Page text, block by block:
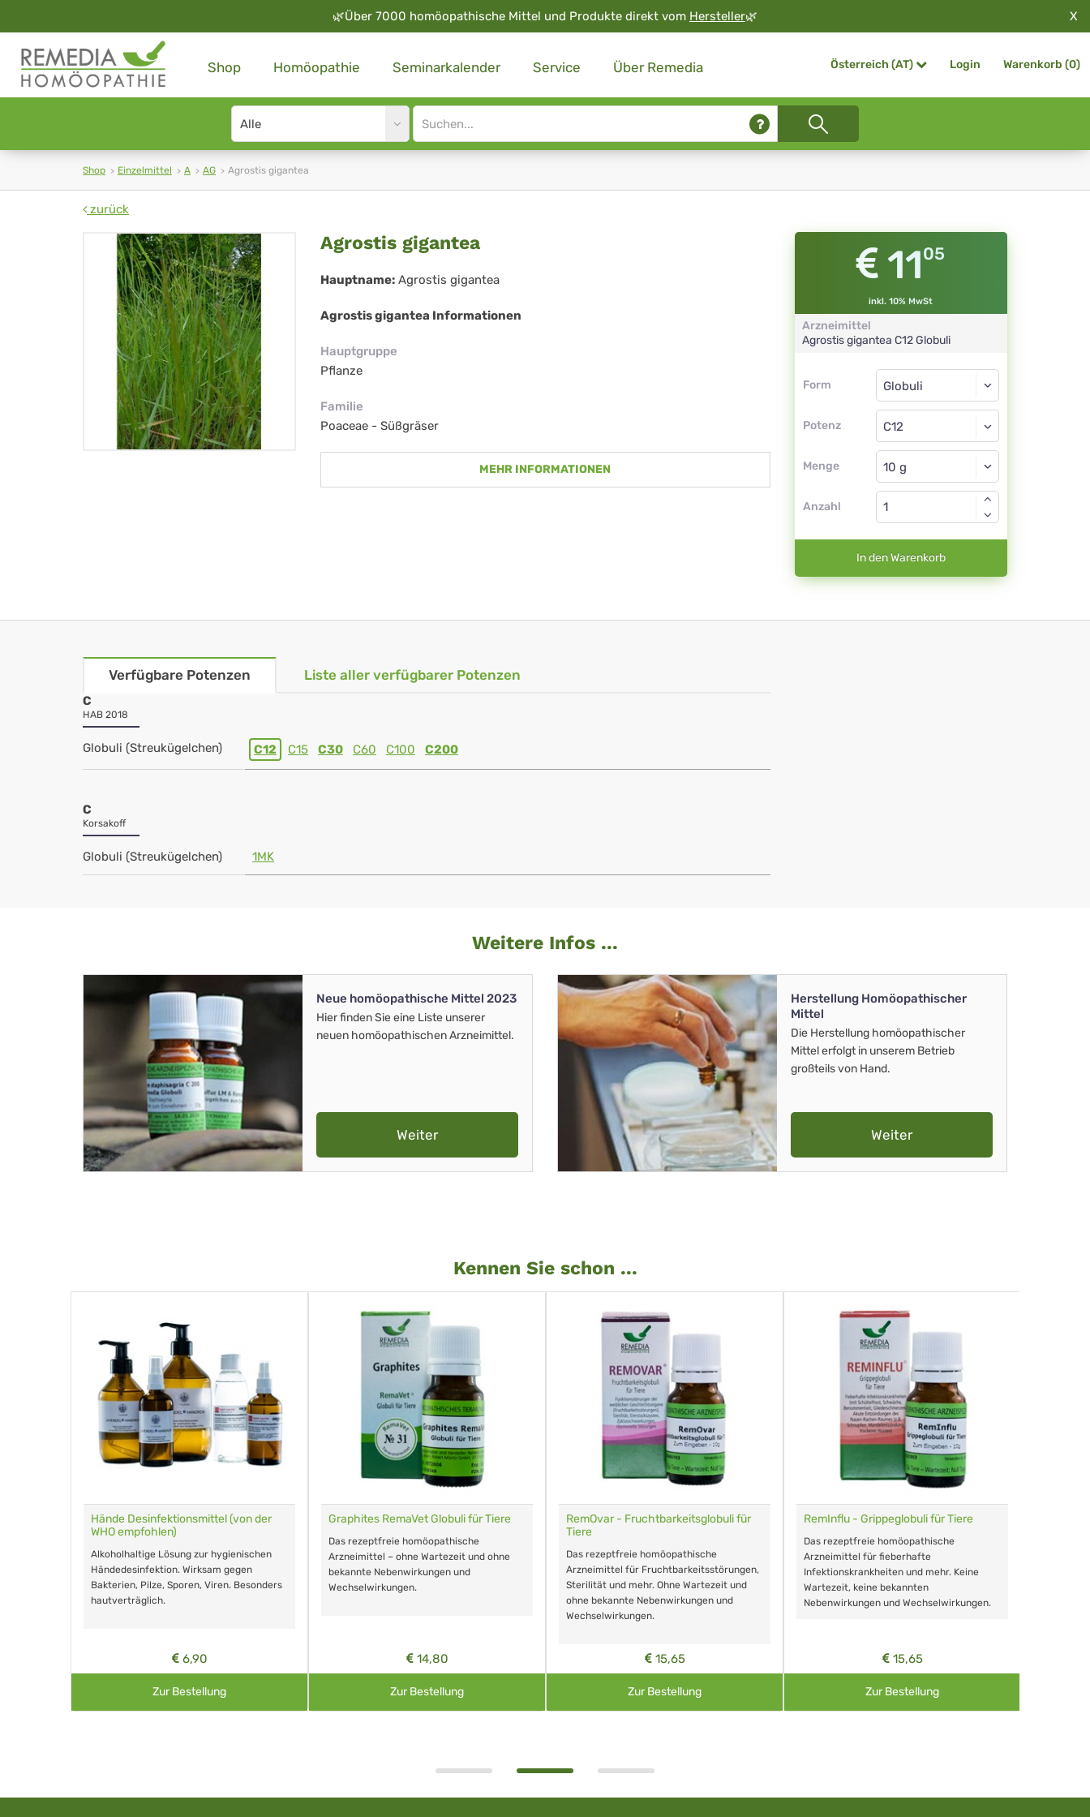
🌿Über 7000 homöopathische Mittel und Produkte direkt vom Hersteller🌿 X
Shop Homöopathie Seminarkalender Service Über Remedia Österreich (AT) Login Warenkorb (0)
Search
type
Site
search
Shop Einzelmittel A AG Agrostis gigantea
zurück
Agrostis
gigantea
Agrostis gigantea
Hauptname: Agrostis gigantea
Agrostis gigantea Informationen
Hauptgruppe
Pflanze
Familie
Poaceae - Süßgräser
MEHR INFORMATIONEN
1105
inkl. 10% MwSt
Arzneimittel
Agrostis gigantea C12 Globuli
Form
Form
Potenz
Globuli
C12
Menge
Globuli
Anzahl
In den Warenkorb
Verfügbare Potenzen Liste aller verfügbarer Potenzen
C
HAB 2018
Globuli (Streukügelchen) C12 C15 C30 C60 C100 C200
C
Korsakoff
Globuli (Streukügelchen) 1MK
Weitere Infos ...
Neue homöopathische Mittel 2023
Hier finden Sie eine Liste unserer
neuen homöopathischen Arzneimittel.
Weiter
Herstellung Homöopathischer
Mittel
Die Herstellung homöopathischer
Mittel erfolgt in unserem Betrieb
großteils von Hand.
Weiter
Kennen Sie schon ...
Hände Desinfektionsmittel (von der
WHO empfohlen)
Alkoholhaltige Lösung zur hygienischen
Händedesinfektion. Wirksam gegen
Bakterien, Pilze, Sporen, Viren. Besonders
hautverträglich.
6,90
Zur Bestellung
Graphites RemaVet Globuli für Tiere
Das rezeptfreie homöopathische
Arzneimittel – ohne Wartezeit und ohne
bekannte Nebenwirkungen und
Wechselwirkungen.
14,80
Zur Bestellung
RemOvar - Fruchtbarkeitsglobuli für
Tiere
Das rezeptfreie homöopathische
Arzneimittel für Fruchtbarkeitsstörungen,
Sterilität und mehr. Ohne Wartezeit und
ohne bekannte Nebenwirkungen und
Wechselwirkungen.
15,65
Zur Bestellung
RemInflu - Grippeglobuli für Tiere
Das rezeptfreie homöopathische
Arzneimittel für fieberhafte
Infektionskrankheiten und mehr. Keine
Wartezeit, keine bekannten
Nebenwirkungen und Wechselwirkungen.
15,65
Zur Bestellung